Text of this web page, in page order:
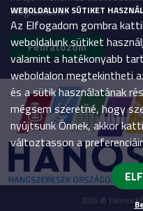
megfelelően.
2026 © Elimex
WEBOLDALUNK SÜTIKET HASZNÁL
Az Elfogadom gombra
weboldalunk sütiket
valamint a hatékonyabb
weboldalon megtekintheti
és a sütik használatának
mégsem szeretné, hogy
nyújtsunk Önnek, akkor
változtasson a